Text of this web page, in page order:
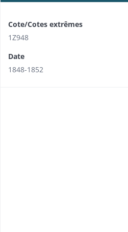
Cote/Cotes extrêmes
1Z948
Date
1848-1852